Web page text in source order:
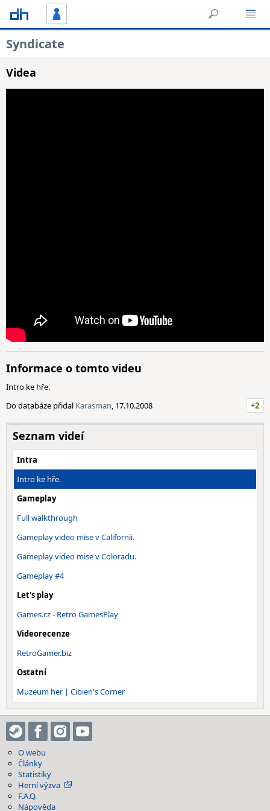
Syndicate
Videa
Informace o tomto videu
Intro ke hře.
Do databáze přidal Karasman, 17.10.2008 +2
Seznam videí
Intra
Intro ke hře.
Gameplay
Full walkthrough
Gameplay video mise v Californii.
Gameplay video mise v Coloradu.
Gameplay #4
Let's play
Games.cz - Retro GamesPlay
Videorecenze
RetroGamer.biz
Ostatní
Muzeum her | Cibien's Corner
O webu
Články
Statistiky
Herní výzva
F.A.Q.
Nápověda